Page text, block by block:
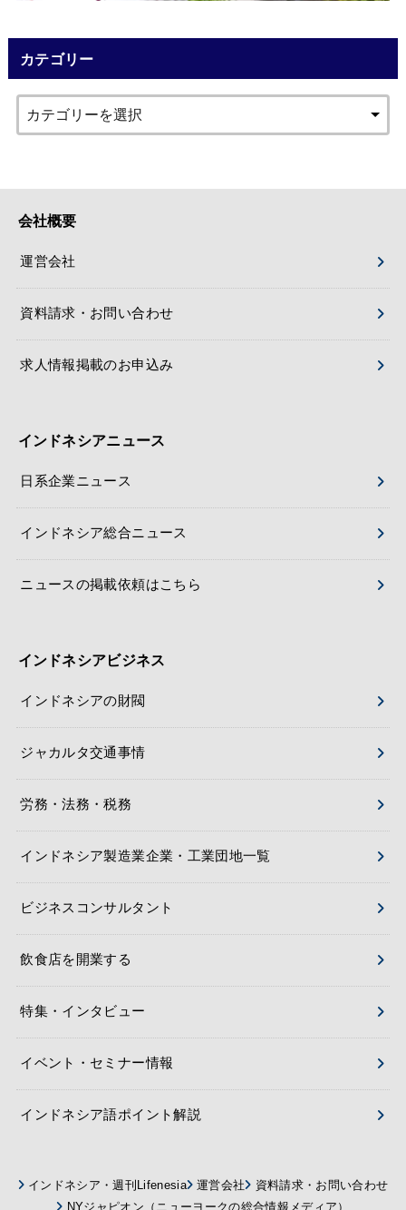
カテゴリー
会社概要
運営会社
資料請求・お問い合わせ
求人情報掲載のお申込み
インドネシアニュース
日系企業ニュース
インドネシア総合ニュース
ニュースの掲載依頼はこちら
インドネシアビジネス
インドネシアの財閥
ジャカルタ交通事情
労務・法務・税務
インドネシア製造業企業・工業団地一覧
ビジネスコンサルタント
飲食店を開業する
特集・インタビュー
イベント・セミナー情報
インドネシア語ポイント解説
インドネシア・週刊Lifenesia 運営会社
資料請求・お問い合わせ
NYジャピオン（ニューヨークの総合情報メディア）